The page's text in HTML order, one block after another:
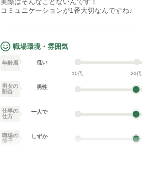
コミュニケーションが1番大切なんですね♪
職場環境・雰囲気
年齢層 低い
10代 20代
男女の
割合
男性
仕事の
仕方
一人で
職場の
様子
しずか